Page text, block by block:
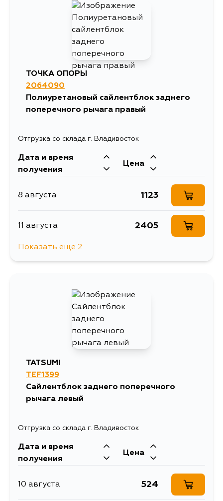
ТОЧКА ОПОРЫ
2064090
Полиуретановый сайлентблок заднего
поперечного рычага правый
Отгрузка со склада г. Владивосток
Дата и время
получения
Цена
8 августа 1123
11 августа 2405
Показать еще 2
TATSUMI
TEF1399
Сайлентблок заднего поперечного
рычага левый
Отгрузка со склада г. Владивосток
Дата и время
получения
Цена
10 августа 524